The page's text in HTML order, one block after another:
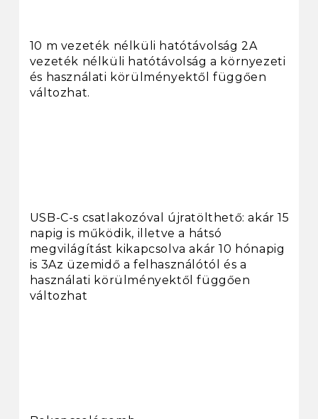
10 m vezeték nélküli hatótávolság 2A
vezeték nélküli hatótávolság a környezeti
és használati körülményektől függően
változhat.
USB-C-s csatlakozóval újratölthető: akár 15
napig is működik, illetve a hátsó
megvilágítást kikapcsolva akár 10 hónapig
is 3Az üzemidő a felhasználótól és a
használati körülményektől függően
változhat